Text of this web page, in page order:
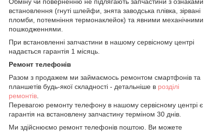
встановлення (гнуті шлейфи, знята заводська плівка, зірвані
пломби, потемніння термонаклейок) та явними механічними
пошкодженнями.
При встановленні запчастини в нашому сервісному центрі
надається гарантія 1 місяць.
Ремонт телефонів
Разом з продажем ми займаємось ремонтом смартфонів та
планшетів будь-якої складності - детальніше в розділі
ремонтів
Перевагою ремонту телефону в нашому сервісному центрі є
гарантія на встановлену запчастину терміном 30 днів.
Ми здійснюємо ремонт телефонів поштою. Ви можете